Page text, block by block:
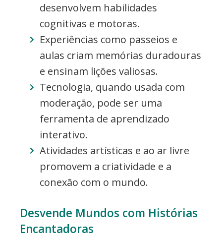
desenvolvem habilidades
cognitivas e motoras.
Experiências como passeios e
aulas criam memórias duradouras
e ensinam lições valiosas.
Tecnologia, quando usada com
moderação, pode ser uma
ferramenta de aprendizado
interativo.
Atividades artísticas e ao ar livre
promovem a criatividade e a
conexão com o mundo.
Desvende Mundos com Histórias
Encantadoras